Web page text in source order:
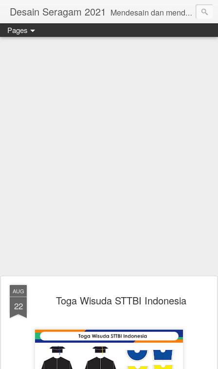
Desain Seragam 2021 Mendesain dan mendesain ulang SERAGAM KERJA 2018 www.rumahjahit.com
Pages
AUG
22 Toga Wisuda STTBI Indonesia